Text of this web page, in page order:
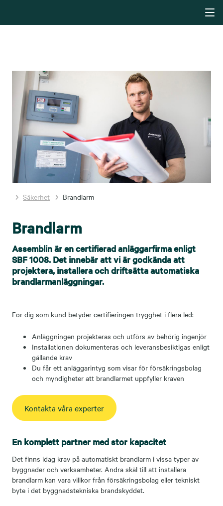
Säkerhet Brandlarm
Brandlarm
Assemblin är en certifierad anläggarfirma enligt
SBF 1008. Det innebär att vi är godkända att
projektera, installera och driftsätta automatiska
brandlarmanläggningar.
För dig som kund betyder certifieringen trygghet i flera led:
Anläggningen projekteras och utförs av behörig ingenjör
Installationen dokumenteras och leveransbesiktigas enligt
gällande krav
Du får ett anläggarintyg som visar för försäkringsbolag
och myndigheter att brandlarmet uppfyller kraven
Kontakta våra experter
En komplett partner med stor kapacitet
Det finns idag krav på automatiskt brandlarm i vissa typer av
byggnader och verksamheter. Andra skäl till att installera
brandlarm kan vara villkor från försäkringsbolag eller tekniskt
byte i det byggnadstekniska brandskyddet.